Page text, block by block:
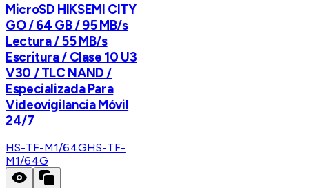
MicroSD HIKSEMI CITY
GO / 64 GB / 95 MB/s
Lectura / 55 MB/s
Escritura / Clase 10 U3
V30 / TLC NAND /
Especializada Para
Videovigilancia Móvil
24/7
HS-TF-M1/64GHS-TF-
M1/64G